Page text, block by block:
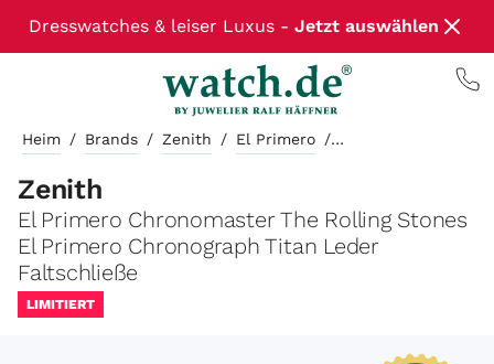
Dresswatches & leiser Luxus - Jetzt auswählen
Heim / Brands / Zenith / El Primero /
Zenith
El Primero Chronomaster The Rolling Stones
El Primero Chronograph Titan Leder
Faltschließe
LIMITIERT